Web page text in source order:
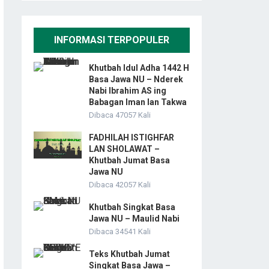
INFORMASI TERPOPULER
Khutbah Idul Adha 1442 H
Basa Jawa NU – Nderek
Nabi Ibrahim AS ing
Babagan Iman lan Takwa
Dibaca 47057 Kali
FADHILAH ISTIGHFAR
LAN SHOLAWAT –
Khutbah Jumat Basa
Jawa NU
Dibaca 42057 Kali
Khutbah Singkat Basa
Jawa NU – Maulid Nabi
Dibaca 34541 Kali
Teks Khutbah Jumat
Singkat Basa Jawa –